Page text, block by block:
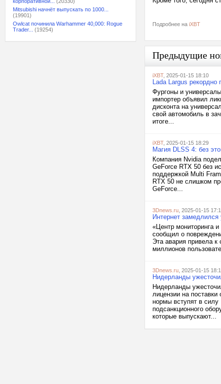
Mitsubishi начнёт выпускать по 1000...
(19901)
Owlcat починила Warhammer 40,000: Rogue
Trader...
(19254)
Подробнее на iXBT
Предыдущие
iXBT, 2025-01-15 18:10
Lada Largus
Фургоны и
импортер объявил
дисконта на
свой автомобиль в
итоге...
iXBT, 2025-01-15 18:29
Магия DLSS 4: без
Компания Nvidia
GeForce RTX 50 без
поддержкой Multi
RTX 50 не слишком
GeForce...
3Dnews.ru , 2025-01-15
Интернет
«Центр мониторинга
сообщил о
Эта авария привела к
миллионов
3Dnews.ru , 2025-01-15
Нидерланды
Нидерланды
лицензии на
нормы вступят в силу
подсанкционного
которые выпускают...